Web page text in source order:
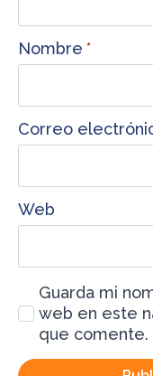
Nombre *
Correo
Web
Guarda mi
web en este
que comente.